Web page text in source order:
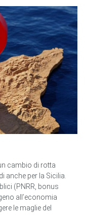
cambio di rotta
anche per la Sicilia.
(PNRR, bonus
all’economia
le maglie del